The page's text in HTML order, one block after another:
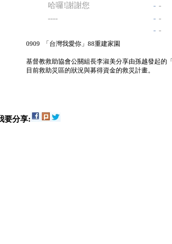
哈囉!謝謝您 - -
----
- -
- -
0909 「台灣我愛你」88重建家園
基督教救助協會公關組長李淑美分享由孫越發起的
目前救助災區的狀況與募得資金的救災計畫。
要分享: